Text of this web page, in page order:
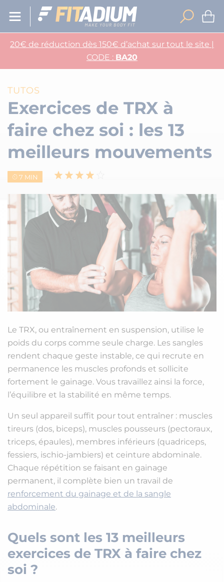
20€ de réduction dès 150€ d’achat sur tout le site |
CODE : BA20
TUTOS
Exercices de TRX à
faire chez soi : les 13
meilleurs mouvements
7 MIN
Le TRX, ou entraînement en suspension, utilise le
poids du corps comme seule charge. Les sangles
rendent chaque geste instable, ce qui recrute en
permanence les muscles profonds et sollicite
fortement le gainage. Vous travaillez ainsi la force,
l’équilibre et la stabilité en même temps.
Un seul appareil suffit pour tout entraîner : muscles
tireurs (dos, biceps), muscles pousseurs (pectoraux,
triceps, épaules), membres inférieurs (quadriceps,
fessiers, ischio-jambiers) et ceinture abdominale.
Chaque répétition se faisant en gainage
permanent, il complète bien un travail de
renforcement du gainage et de la sangle
abdominale.
Quels sont les 13 meilleurs
exercices de TRX à faire chez
soi ?